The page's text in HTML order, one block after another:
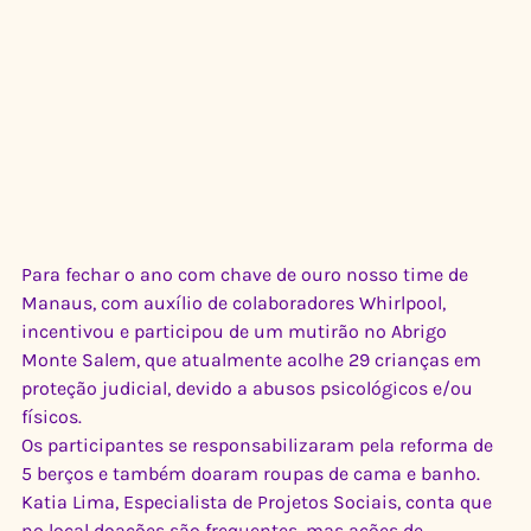
Para fechar o ano com chave de ouro nosso time de
Manaus, com auxílio de colaboradores Whirlpool,
incentivou e participou de um mutirão no Abrigo
Monte Salem, que atualmente acolhe 29 crianças em
proteção judicial, devido a abusos psicológicos e/ou
físicos.
Os participantes se responsabilizaram pela reforma de
5 berços e também doaram roupas de cama e banho.
Katia Lima, Especialista de Projetos Sociais, conta que